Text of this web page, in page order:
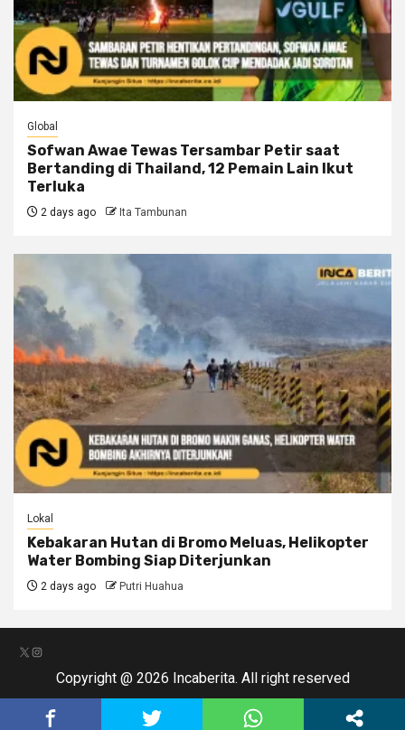
Global
Sofwan Awae Tewas Tersambar Petir saat
Bertanding di Thailand, 12 Pemain Lain Ikut
Terluka
2 days ago Ita Tambunan
Lokal
Kebakaran Hutan di Bromo Meluas, Helikopter
Water Bombing Siap Diterjunkan
2 days ago Putri Huahua
X Instagram
Copyright @ 2026 Incaberita. All right reserved